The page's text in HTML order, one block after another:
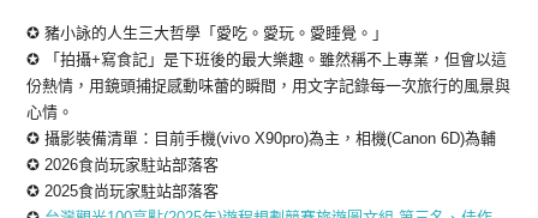
✪ 豬小詠的人生三大哲學「愛吃。愛玩。愛睡覺。」
✪ 「拍攝+寫食記」是下班後的最大樂趣。雖然稱不上專業，但會以這
份熱情，用鏡頭捕捉感動味蕾的瞬間，用文字記錄每一次旅行的風景與
心情。
✪ 攝影裝備清單：目前手機(vivo X90pro)為主，相機(Canon 6D)為輔
✪ 2026食尚玩家駐站部落客
✪ 2025食尚玩家駐站部落客